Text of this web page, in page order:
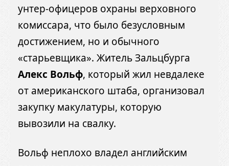
унтер-офицеров охраны верховного
комиссара, что было безусловным
достижением, но и обычного
«старьевщика». Житель Зальцбурга
Алекс Вольф, который жил невдалеке
от американского штаба, организовал
закупку макулатуры, которую
вывозили на свалку.
Вольф неплохо владел английским